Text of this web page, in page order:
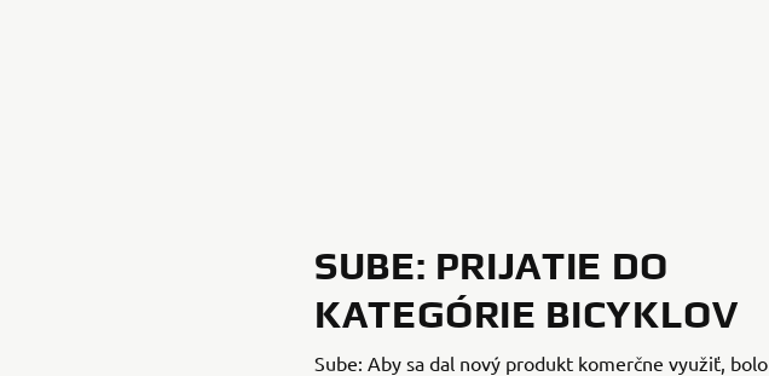
SUBE: PRIJATIE DO
KATEGÓRIE BICYKLOV
Sube: Aby sa dal nový produkt komerčne využiť, bolo